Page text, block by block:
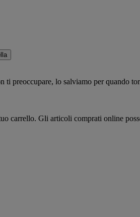
preoccupare, lo salviamo per quando
carrello. Gli articoli comprati online